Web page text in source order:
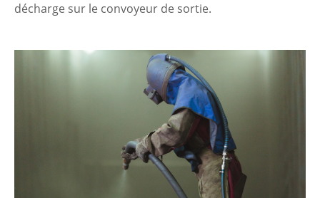
décharge sur le convoyeur de sortie.